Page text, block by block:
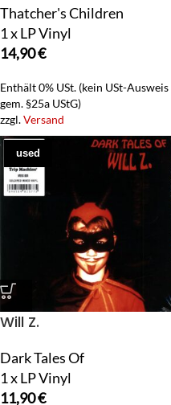
Thatcher's Children
1 x LP Vinyl
14,90€
Enthält 0% USt. (kein USt-Ausweis
gem. §25a UStG)
zzgl.Versand
used
Will Z.
Dark Tales Of
1 x LP Vinyl
11,90€